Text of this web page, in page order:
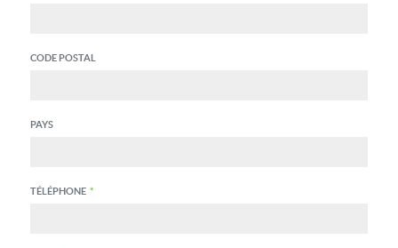
CODE POSTAL
PAYS
TÉLÉPHONE *